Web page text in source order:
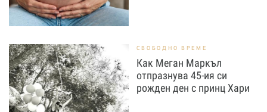
СВОБОДНО ВРЕМЕ
Как Меган Маркъл
отпразнува 45-ия си
рожден ден с принц Хари